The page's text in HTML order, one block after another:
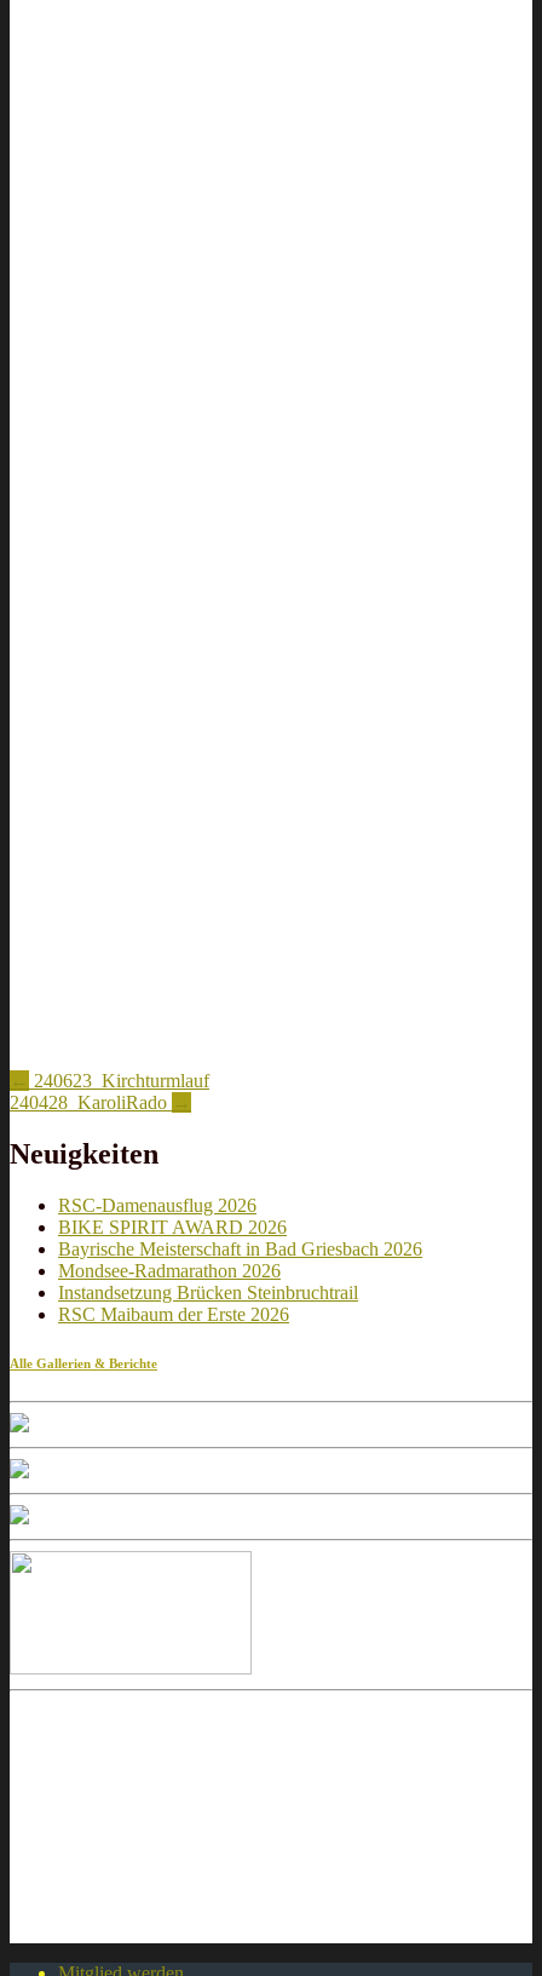
Artikel-
Navigation
← 240623_Kirchturmlauf
240428_KaroliRado →
Neuigkeiten
RSC-Damenausflug 2026
BIKE SPIRIT AWARD 2026
Bayrische Meisterschaft in Bad Griesbach 2026
Mondsee-Radmarathon 2026
Instandsetzung Brücken Steinbruchtrail
RSC Maibaum der Erste 2026
Alle Gallerien & Berichte